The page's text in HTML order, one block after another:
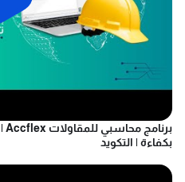
بكفاءة | التكويد